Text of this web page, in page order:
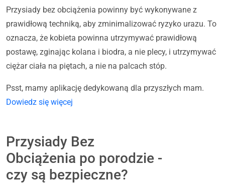
Przysiady bez obciążenia powinny być wykonywane z
prawidłową techniką, aby zminimalizować ryzyko urazu. To
oznacza, że kobieta powinna utrzymywać prawidłową
postawę, zginając kolana i biodra, a nie plecy, i utrzymywać
ciężar ciała na piętach, a nie na palcach stóp.
Psst, mamy aplikację dedykowaną dla przyszłych mam.
Dowiedz się więcej
Przysiady Bez
Obciążenia po porodzie -
czy są bezpieczne?